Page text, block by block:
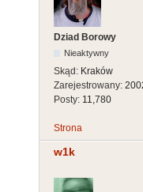
Dziad Borowy
Nieaktywny
Skąd: Kraków
Zarejestrowany:
Posty: 11,780
Strona
w1k